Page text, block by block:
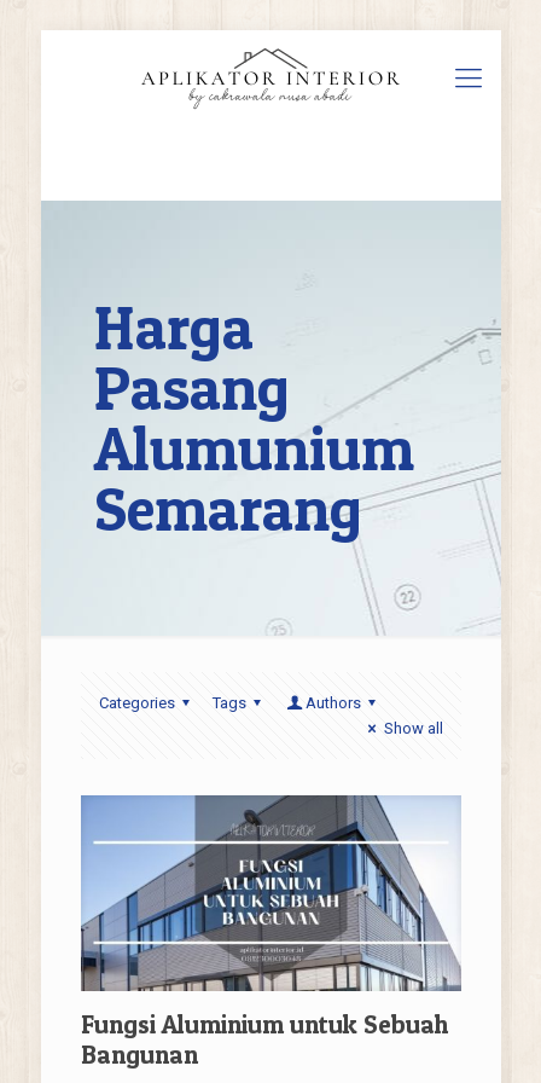
Harga
Pasang
Alumunium
Semarang
Categories Tags
Authors
Show all
Fungsi Aluminium untuk Sebuah
Bangunan